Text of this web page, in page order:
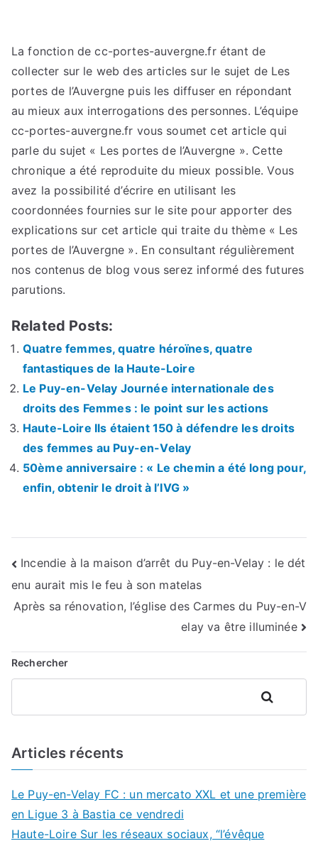
La fonction de cc-portes-auvergne.fr étant de
collecter sur le web des articles sur le sujet de Les
portes de l’Auvergne puis les diffuser en répondant
au mieux aux interrogations des personnes. L’équipe
cc-portes-auvergne.fr vous soumet cet article qui
parle du sujet « Les portes de l’Auvergne ». Cette
chronique a été reproduite du mieux possible. Vous
avez la possibilité d’écrire en utilisant les
coordonnées fournies sur le site pour apporter des
explications sur cet article qui traite du thème « Les
portes de l’Auvergne ». En consultant régulièrement
nos contenus de blog vous serez informé des futures
parutions.
Related Posts:
Quatre femmes, quatre héroïnes, quatre
fantastiques de la Haute-Loire
Le Puy-en-Velay Journée internationale des
droits des Femmes : le point sur les actions
Haute-Loire Ils étaient 150 à défendre les droits
des femmes au Puy-en-Velay
50ème anniversaire : « Le chemin a été long pour,
enfin, obtenir le droit à l’IVG »
Navigation
de
Incendie à la maison d’arrêt du Puy-en-Velay : le dét
enu aurait mis le feu à son matelas
Après sa rénovation, l’église des Carmes du Puy-en-V
elay va être illuminée
Rechercher
Rechercher
Articles récents
Le Puy-en-Velay FC : un mercato XXL et une première
en Ligue 3 à Bastia ce vendredi
Haute-Loire Sur les réseaux sociaux, “l’évêque